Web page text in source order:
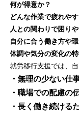
何が得意か？
どんな作業で疲れや
人との関わりで困り
自分に合う働き方や
体調や気分の変化の
就労移行支援では、
・無理の少ない仕
・職場での配慮の
・長く働き続ける